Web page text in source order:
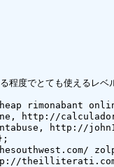
程度でとても使えるレベ
rimonabant
http://
http://